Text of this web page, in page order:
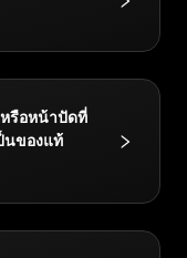
างสมบูรณ์ จะมี
เป็นครั้งที่สอง
ที่นำไปสู่การสูญ
ผู้เชี่ยวชาญยังคง
ทวนร่วม
รือหน้าปัดที่
นของแท้